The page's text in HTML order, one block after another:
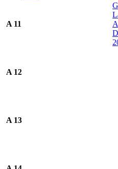
A 11
A 12
A 13